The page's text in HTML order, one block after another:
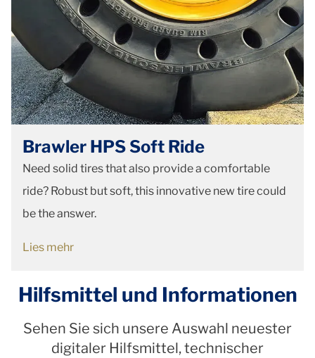
Brawler HPS Soft Ride
Need solid tires that also provide a comfortable
ride? Robust but soft, this innovative new tire could
be the answer.
Lies mehr
Hilfsmittel und Informationen
Sehen Sie sich unsere Auswahl neuester
digitaler Hilfsmittel, technischer